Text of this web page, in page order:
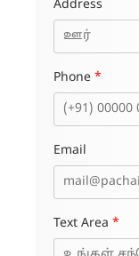
Address
Phone *
Email
Text Area *